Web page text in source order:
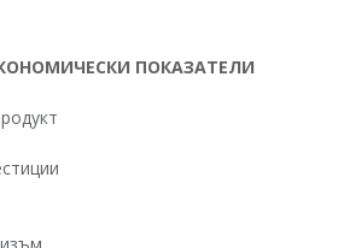
ПОКАЗАТЕЛИ